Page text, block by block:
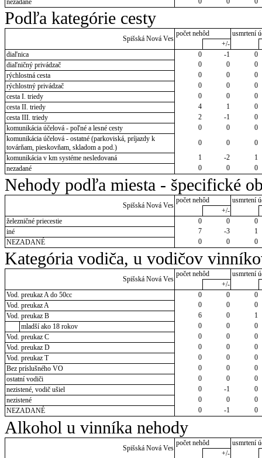
Podľa kategórie cesty
Spišská Nová Ves
počet nehôd
usmrtení
+/-
diaľnica
0 -1
0
diaľničný privádzač
0 0
0
rýchlostná cesta
0 0
0
rýchlostný privádzač
0 0
0
cesta I. triedy
0 0
0
cesta II. triedy
4 1
0
cesta III. triedy
2 -1
0
komunikácia účelová - poľné a lesné cesty
0 0
0
komunikácia účelová - ostatné (parkoviská, príjazdy k
továrňam, pieskovňam, skladom a pod.)
0 0
0
komunikácia v km systéme nesledovaná
1 -2
1
nezadané
0 0 0
Nehody podľa miesta - špecifické
Spišská Nová Ves
počet nehôd
usmrtení
+/-
železničné priecestie
0 0
0
iné
7 -3
1
NEZADANÉ
0 0 0
Kategória vodiča, u vodičov
Spišská Nová Ves
počet nehôd
usmrtení
+/-
Vod. preukaz A do 50cc
0 0
0
Vod. preukaz A
0 0
0
Vod. preukaz B
6 0
1
mladší ako 18 rokov
0 0
0
Vod. preukaz C
0 0
0
Vod. preukaz D
0 0
0
Vod. preukaz T
0 0
0
Bez príslušného VO
0 0
0
ostatní vodiči
0 0
0
nezistené, vodič ušiel
0 -1
0
nezistené
0 0
0
NEZADANÉ
0 -1 0
Alkohol u vinníka nehody
Spišská Nová Ves
počet nehôd
usmrtení
+/-